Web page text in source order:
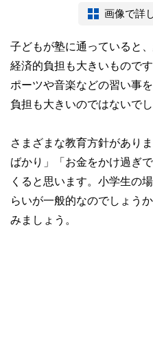
画像で詳
子どもが塾に通っていると
経済的負担も大きいもので
ポーツや音楽などの習い事
負担も大きいのではないでし
さまざまな教育方針があり
ばかり」「お金をかけ過ぎ
くると思います。小学生の
らいが一般的なのでしょう
みましょう。